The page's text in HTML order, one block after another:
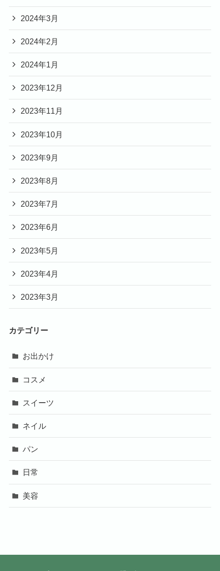
2024年3月
2024年2月
2024年1月
2023年12月
2023年11月
2023年10月
2023年9月
2023年8月
2023年7月
2023年6月
2023年5月
2023年4月
2023年3月
カテゴリー
お出かけ
コスメ
スイーツ
ネイル
パン
日常
美容